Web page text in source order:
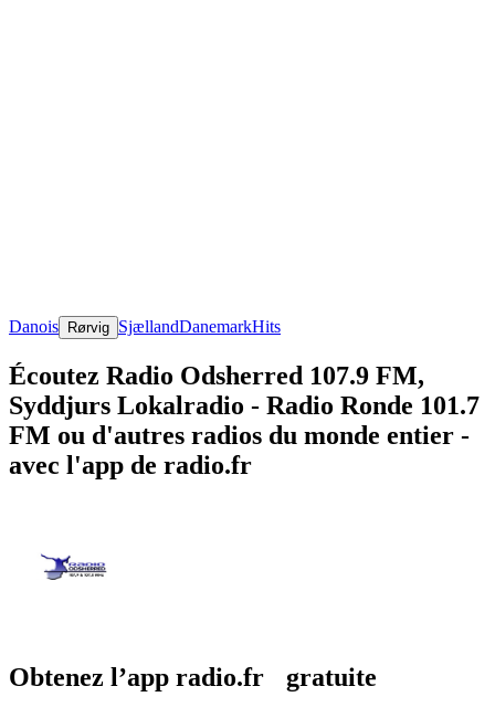
Danois Rørvig SjællandDanemarkHits
Écoutez Radio Odsherred 107.9 FM,
Syddjurs Lokalradio - Radio Ronde 101.7
FM ou d'autres radios du monde entier -
avec l'app de radio.fr
Obtenez l’app radio.fr gratuite